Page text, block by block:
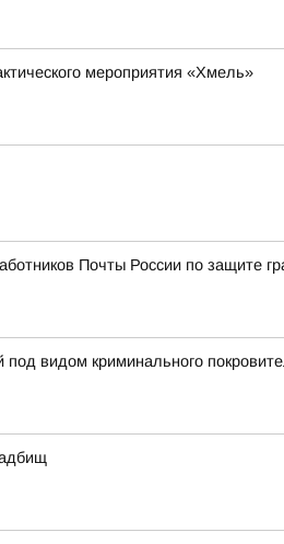
мероприятия «Хмель»
Почты России по защите
видом криминального